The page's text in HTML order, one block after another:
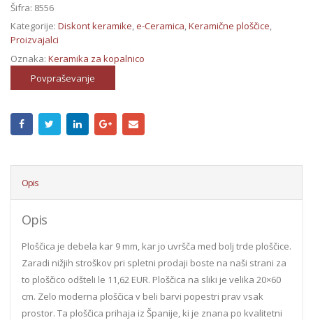
Šifra: 8556
Kategorije: Diskont keramike,e-Ceramica,Keramične ploščice,
Proizvajalci
Oznaka: Keramika za kopalnico
Povpraševanje
Opis
Opis
Ploščica je debela kar 9 mm, kar jo uvršča med bolj trde ploščice.
Zaradi nižjih stroškov pri spletni prodaji boste na naši strani za
to ploščico odšteli le 11,62 EUR. Ploščica na sliki je velika 20×60
cm. Zelo moderna ploščica v beli barvi popestri prav vsak
prostor. Ta ploščica prihaja iz Španije, ki je znana po kvalitetni